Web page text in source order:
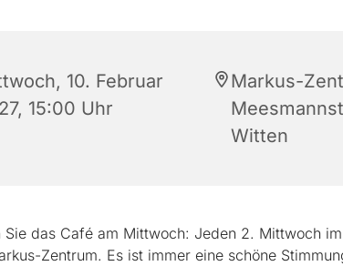
10. Februar
15:00 Uhr
Markus-
Witten
Sie das Café am Mittwoch: Jeden 2. Mittwoch
Zentrum. Es ist immer eine schöne